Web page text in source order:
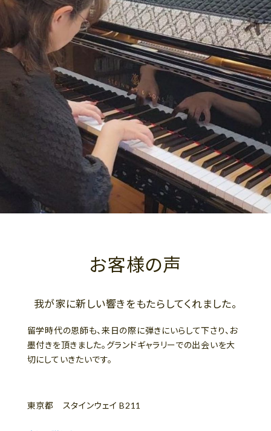
お客様の声
我が家に新しい響きをもたらしてくれました。
留学時代の恩師も、来日の際に弾きにいらして下さり、お
墨付きを頂きました。グランドギャラリーでの出会いを大
切にしていきたいです。
東京都 スタインウェイ B211